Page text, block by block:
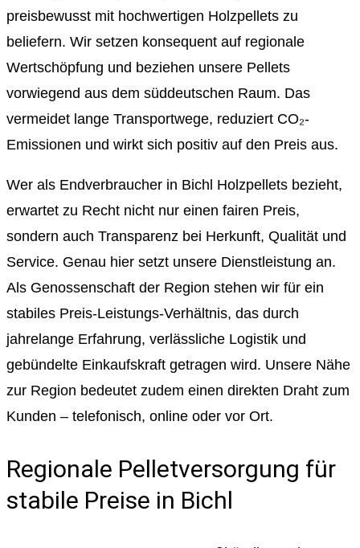
preisbewusst mit hochwertigen Holzpellets zu
beliefern. Wir setzen konsequent auf regionale
Wertschöpfung und beziehen unsere Pellets
vorwiegend aus dem süddeutschen Raum. Das
vermeidet lange Transportwege, reduziert CO₂-
Emissionen und wirkt sich positiv auf den Preis aus.
Wer als Endverbraucher in Bichl Holzpellets bezieht,
erwartet zu Recht nicht nur einen fairen Preis,
sondern auch Transparenz bei Herkunft, Qualität und
Service. Genau hier setzt unsere Dienstleistung an.
Als Genossenschaft der Region stehen wir für ein
stabiles Preis-Leistungs-Verhältnis, das durch
jahrelange Erfahrung, verlässliche Logistik und
gebündelte Einkaufskraft getragen wird. Unsere Nähe
zur Region bedeutet zudem einen direkten Draht zum
Kunden – telefonisch, online oder vor Ort.
Regionale Pelletversorgung für
stabile Preise in Bichl